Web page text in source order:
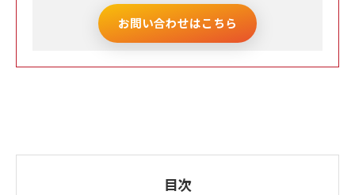
お問い合わせはこちら
目次